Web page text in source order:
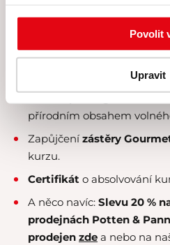
Povolit
Upravit
Nabídku konzumace
Kvalitní ačerstvě
přírodním obsahem
Zapůjčenízástěry
kurzu.
Certifikát o absolvování
A něco navíc: Slevu 20 %
prodejnách Potten &
prodejen zde a nebo na